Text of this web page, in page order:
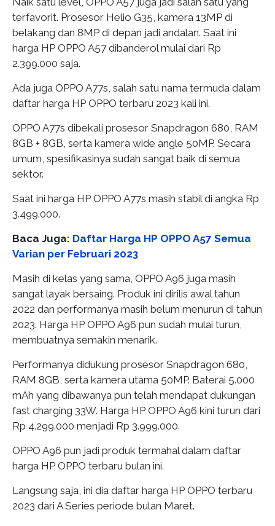
terfavorit. Prosesor Helio G35, kamera 13MP di
belakang dan 8MP di depan jadi andalan. Saat ini
harga HP OPPO A57 dibanderol mulai dari Rp
2.399.000 saja.
Ada juga OPPO A77s, salah satu nama termuda dalam
daftar harga HP OPPO terbaru 2023 kali ini.
OPPO A77s dibekali prosesor Snapdragon 680, RAM
8GB + 8GB, serta kamera wide angle 50MP. Secara
umum, spesifikasinya sudah sangat baik di semua
sektor.
Saat ini harga HP OPPO A77s masih stabil di angka Rp
3.499.000.
Baca Juga: Daftar Harga HP OPPO A57 Semua
Varian per Februari 2023
Masih di kelas yang sama, OPPO A96 juga masih
sangat layak bersaing. Produk ini dirilis awal tahun
2022 dan performanya masih belum menurun di tahun
2023. Harga HP OPPO A96 pun sudah mulai turun,
membuatnya semakin menarik.
Performanya didukung prosesor Snapdragon 680,
RAM 8GB, serta kamera utama 50MP. Baterai 5.000
mAh yang dibawanya pun telah mendapat dukungan
fast charging 33W. Harga HP OPPO A96 kini turun dari
Rp 4.299.000 menjadi Rp 3.999.000.
OPPO A96 pun jadi produk termahal dalam daftar
harga HP OPPO terbaru bulan ini.
Langsung saja, ini dia daftar harga HP OPPO terbaru
2023 dari A Series periode bulan Maret.